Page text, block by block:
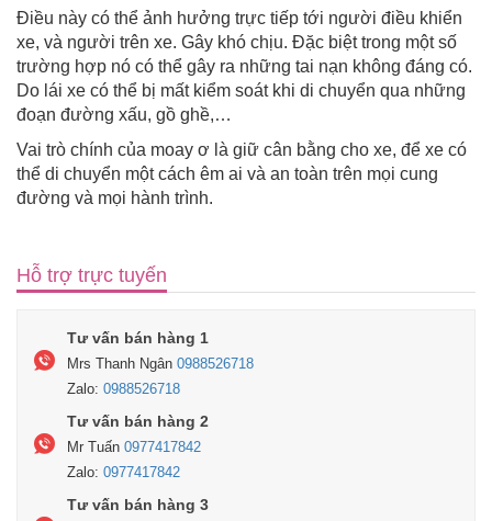
Điều này có thể ảnh hưởng trực tiếp tới người điều khiển
xe, và người trên xe. Gây khó chịu. Đặc biệt trong một số
trường hợp nó có thể gây ra những tai nạn không đáng có.
Do lái xe có thể bị mất kiểm soát khi di chuyển qua những
đoạn đường xấu, gồ ghề,…
Vai trò chính của moay ơ là giữ cân bằng cho xe, để xe có
thể di chuyển một cách êm ai và an toàn trên mọi cung
đường và mọi hành trình.
Hỗ trợ trực tuyến
Tư vấn bán hàng 1
Mrs Thanh Ngân 0988526718
Zalo: 0988526718
Tư vấn bán hàng 2
Mr Tuấn 0977417842
Zalo: 0977417842
Tư vấn bán hàng 3